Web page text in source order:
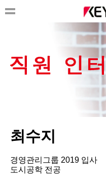
최수지
경영관리그룹 2019 입사
도시공학 전공